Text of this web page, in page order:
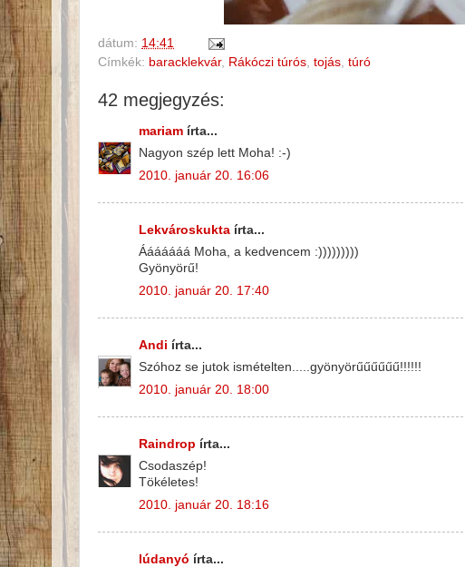
dátum: 14:41
Címkék: baracklekvár, Rákóczi túrós, tojás, túró
42 megjegyzés:
mariam írta...
Nagyon szép lett Moha! :-)
2010. január 20. 16:06
Lekvároskukta írta...
Ááááááá Moha, a kedvencem :)))))))))
Gyönyörű!
2010. január 20. 17:40
Andi írta...
Szóhoz se jutok ismételten.....gyönyörűűűűűű!!!!!!
2010. január 20. 18:00
Raindrop írta...
Csodaszép!
Tökéletes!
2010. január 20. 18:16
lúdanyó írta...